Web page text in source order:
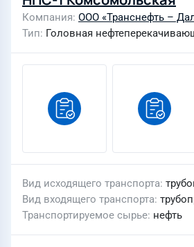
Компания ООО «Транснефть –
Тип Головная
Вид исходящего транспорта
Вид входящего транспорта
Транспортируемое сырье нефть